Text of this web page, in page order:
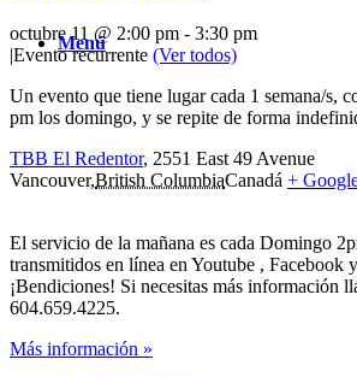
Menú
octubre 11 @ 2:00 pm - 3:30 pm
|Evento recurrente (Ver todos)
Un evento que tiene lugar cada 1 semana/s,
pm los domingo, y se repite de forma
TBB El Redentor, 2551 East 49 Avenue
Vancouver,British ColumbiaCanadá +
El servicio de la mañana es cada Domingo
transmitidos en línea en Youtube , Facebook
¡Bendiciones! Si necesitas más información
604.659.4225.
Más información »